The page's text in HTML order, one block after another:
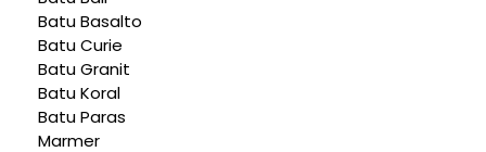
Batu Basalto
Batu Curie
Batu Granit
Batu Koral
Batu Paras
Marmer